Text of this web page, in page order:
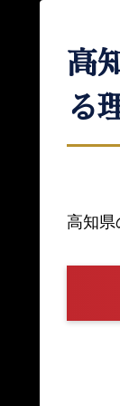
高
る
高知県